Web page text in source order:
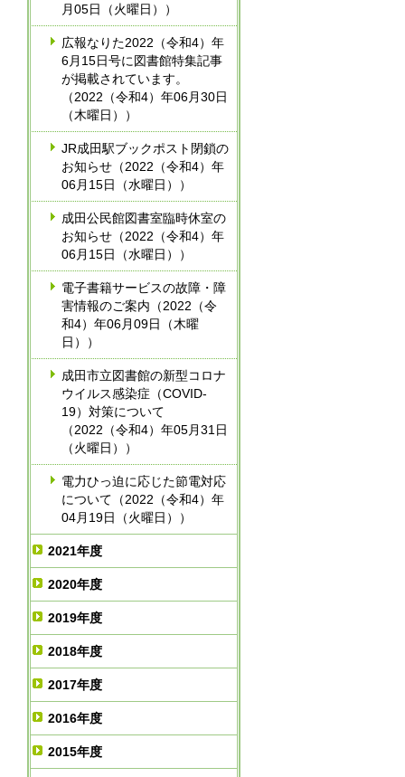
月05日（火曜日））
広報なりた2022（令和4）年
6月15日号に図書館特集記事
が掲載されています。
（2022（令和4）年06月30日
（木曜日））
JR成田駅ブックポスト閉鎖の
お知らせ（2022（令和4）年
06月15日（水曜日））
成田公民館図書室臨時休室の
お知らせ（2022（令和4）年
06月15日（水曜日））
電子書籍サービスの故障・障
害情報のご案内（2022（令
和4）年06月09日（木曜
日））
成田市立図書館の新型コロナ
ウイルス感染症（COVID-
19）対策について
（2022（令和4）年05月31日
（火曜日））
電力ひっ迫に応じた節電対応
について（2022（令和4）年
04月19日（火曜日））
2021年度
2020年度
2019年度
2018年度
2017年度
2016年度
2015年度